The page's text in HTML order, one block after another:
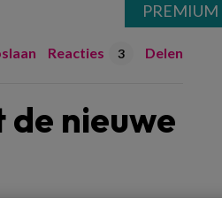
Reacties 3 Delen
nieuwe
PREMIUM